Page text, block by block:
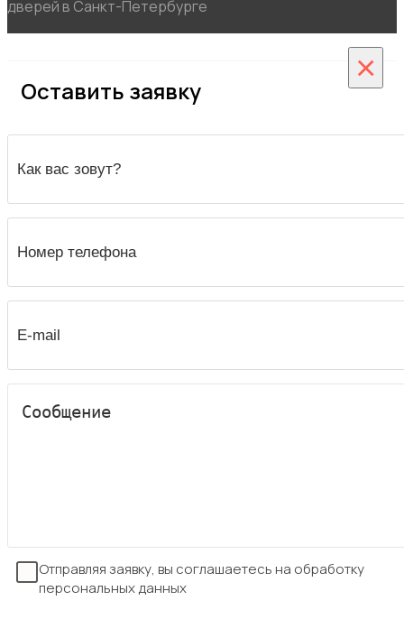
дверей в Санкт-Петербурге
×
Оставить заявку
Отправляя заявку, вы соглашаетесь на обработку
персональных данных